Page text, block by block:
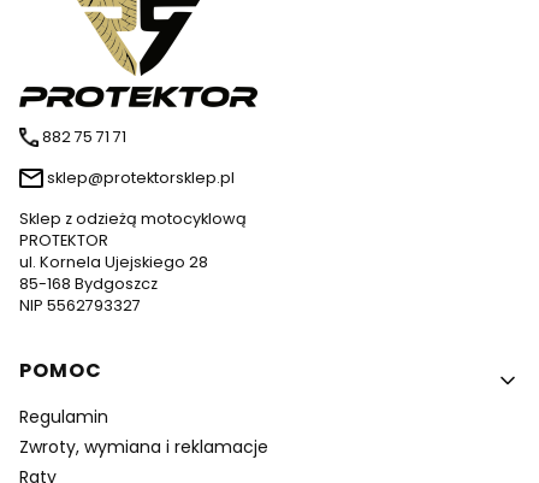
882 75 71 71
sklep@protektorsklep.pl
Sklep z odzieżą motocyklową
PROTEKTOR
ul. Kornela Ujejskiego 28
85-168 Bydgoszcz
NIP 5562793327
Linki w stopce
POMOC
Regulamin
Zwroty, wymiana i reklamacje
Raty